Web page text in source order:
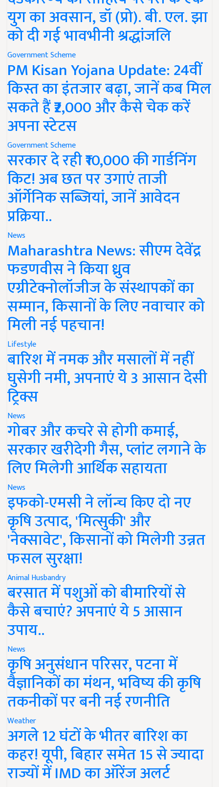
युग का अवसान, डॉ (प्रो). बी. एल. झा
को दी गई भावभीनी श्रद्धांजलि
Government Scheme
PM Kisan Yojana Update: 24वीं
किस्त का इंतजार बढ़ा, जानें कब मिल
सकते हैं ₹2,000 और कैसे चेक करें
अपना स्टेटस
Government Scheme
सरकार दे रही ₹10,000 की गार्डनिंग
किट! अब छत पर उगाएं ताजी
ऑर्गेनिक सब्जियां, जानें आवेदन
प्रक्रिया..
News
Maharashtra News: सीएम देवेंद्र
फडणवीस ने किया ध्रुव
एग्रीटेक्नोलॉजीज के संस्थापकों का
सम्मान, किसानों के लिए नवाचार को
मिली नई पहचान!
Lifestyle
बारिश में नमक और मसालों में नहीं
घुसेगी नमी, अपनाएं ये 3 आसान देसी
ट्रिक्स
News
गोबर और कचरे से होगी कमाई,
सरकार खरीदेगी गैस, प्लांट लगाने के
लिए मिलेगी आर्थिक सहायता
News
इफको-एमसी ने लॉन्च किए दो नए
कृषि उत्पाद, 'मित्सुकी' और
'नेक्सावेट', किसानों को मिलेगी उन्नत
फसल सुरक्षा!
Animal Husbandry
बरसात में पशुओं को बीमारियों से
कैसे बचाएं? अपनाएं ये 5 आसान
उपाय..
News
कृषि अनुसंधान परिसर, पटना में
वैज्ञानिकों का मंथन, भविष्य की कृषि
तकनीकों पर बनी नई रणनीति
Weather
अगले 12 घंटों के भीतर बारिश का
कहर! यूपी, बिहार समेत 15 से ज्यादा
राज्यों में IMD का ऑरेंज अलर्ट